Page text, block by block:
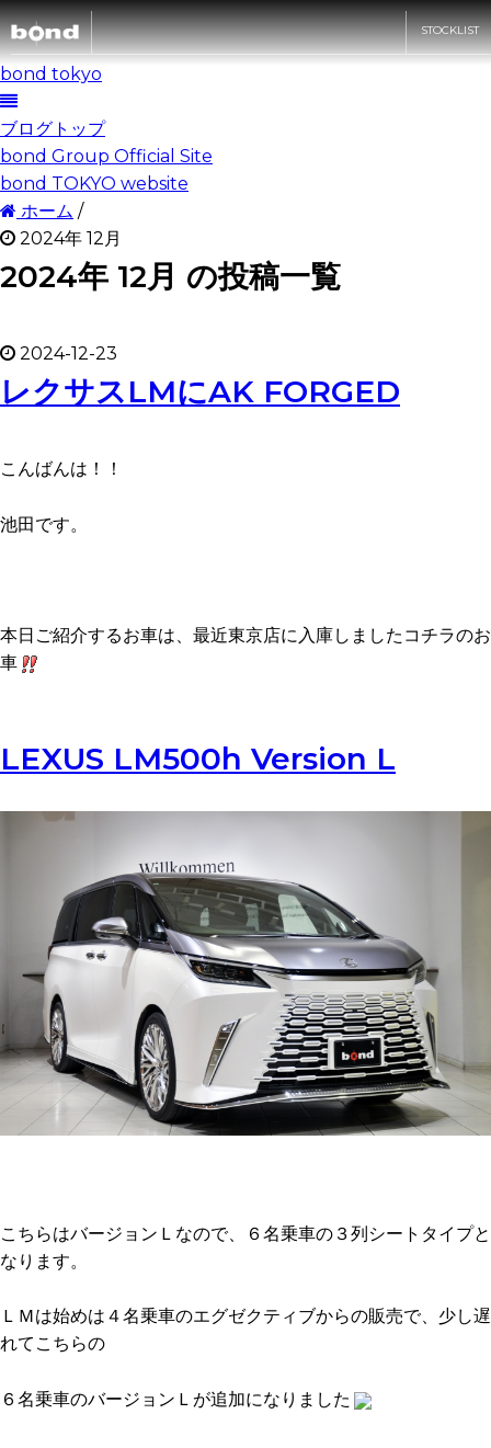
STOCKLIST
買取査定
CUSTOMIZE
カスタマイズメニュー
SHOP
bond URAWA-HIGASHI
bond NAGOYA
bond Body QUICK SERVICE
bond Wrap･Polish
bond GLASS
bond Beijing
bond Germany
沿革
bond tokyo
ブログトップ
bond Group Official Site
bond TOKYO website
ホーム /
2024年 12月
2024年 12月 の投稿一覧
2024-12-23
レクサスLMにAK FORGED
こんばんは！！
池田です。
本日ご紹介するお車は、最近東京店に入庫しましたコチラのお
車
LEXUS LM500h Version L
こちらはバージョンＬなので、６名乗車の３列シートタイプと
なります。
ＬＭは始めは４名乗車のエグゼクティブからの販売で、少し遅
れてこちらの
６名乗車のバージョンＬが追加になりました